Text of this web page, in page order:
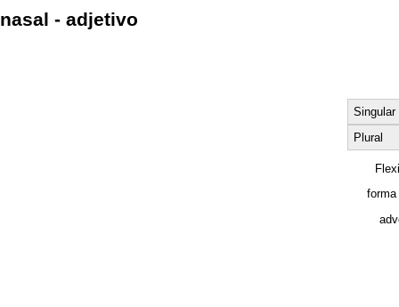
nasal - adjetivo
Singular
Plural